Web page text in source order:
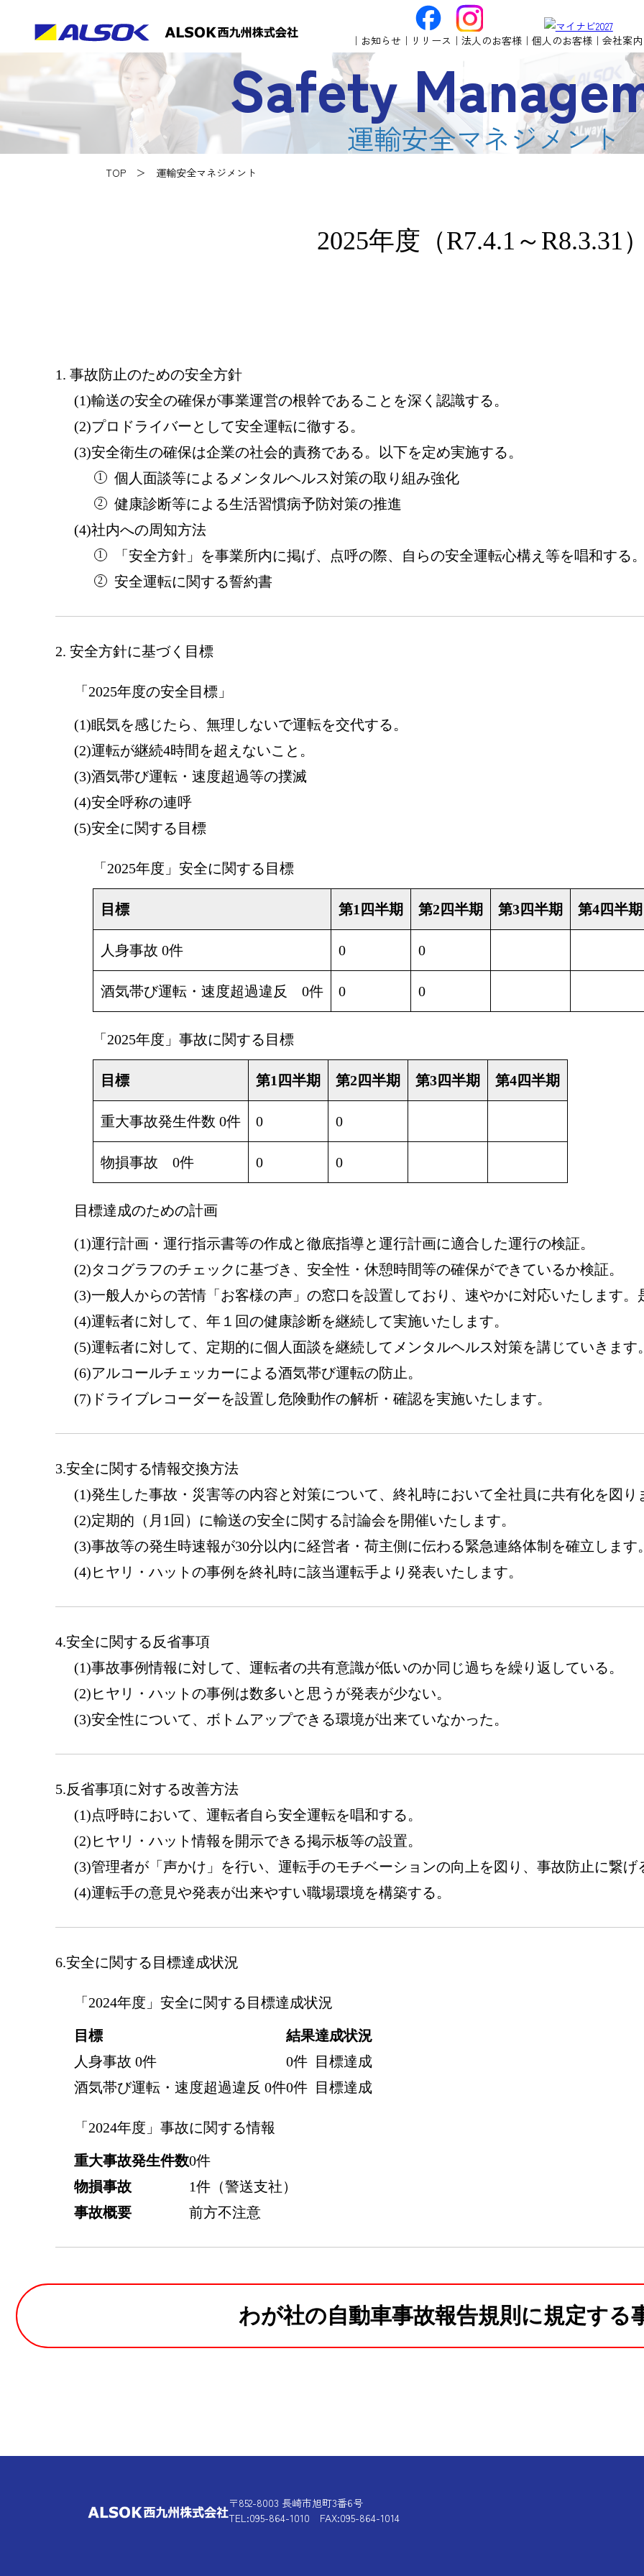
お知らせ リリース 法人のお客様 個人のお客様 会社案内
Safety
運輸安全マネジメント
TOP 運輸安全マネジメント
2025年度 （R7.4.1～R8.3.31
事故防止のための安全方針
輸送の安全の確保が事業運営の根幹であることを深く認識する。
プロドライバーとして安全運転に徹する。
安全衛生の確保は企業の社会的責務である。以下を定め実施する。
個人面談等によるメンタルヘルス対策の取り組み強化
健康診断等による生活習慣病予防対策の推進
社内への周知方法
「安全方針」を事業所内に掲げ、点呼の際、自らの安全運転心構え等を唱和する
安全運転に関する誓約書
安全方針に基づく目標
「2025年度の安全目標」
眠気を感じたら、無理しないで運転を交代する。
運転が継続4時間を超えないこと。
酒気帯び運転・速度超過等の撲滅
安全呼称の連呼
安全に関する目標
「2025年度」安全に関する目標
目標 第1四半期 第2四半期 第3四半期 第4四半期
人身事故 0件 0 0
酒気帯び運転・速度超過違反 0件 0 0
「2025年度」事故に関する目標
目標 第1四半期 第2四半期 第3四半期 第4四半期
重大事故発生件数 0件 0 0
物損事故 0件 0 0
目標達成のための計画
運行計画・運行指示書等の作成と徹底指導と運行計画に適合した運行の検証。
タコグラフのチェックに基づき、安全性・休憩時間等の確保ができているか検証。
一般人からの苦情「お客様の声」の窓口を設置しており、速やかに対応いたします
運転者に対して、年１回の健康診断を継続して実施いたします。
運転者に対して、定期的に個人面談を継続してメンタルヘルス対策を講じていきます
アルコールチェッカーによる酒気帯び運転の防止。
ドライブレコーダーを設置し危険動作の解析・確認を実施いたします。
安全に関する情報交換方法
発生した事故・災害等の内容と対策について、終礼時において全社員に共有化を図り
定期的（月1回）に輸送の安全に関する討論会を開催いたします。
事故等の発生時速報が30分以内に経営者・荷主側に伝わる緊急連絡体制を確立します
ヒヤリ・ハットの事例を終礼時に該当運転手より発表いたします。
安全に関する反省事項
事故事例情報に対して、運転者の共有意識が低いのか同じ過ちを繰り返している。
ヒヤリ・ハットの事例は数多いと思うが発表が少ない。
安全性について、ボトムアップできる環境が出来ていなかった。
反省事項に対する改善方法
点呼時において、運転者自ら安全運転を唱和する。
ヒヤリ・ハット情報を開示できる掲示板等の設置。
管理者が「声かけ」を行い、運転手のモチベーションの向上を図り、事故防止に繋げ
運転手の意見や発表が出来やすい職場環境を構築する。
安全に関する目標達成状況
「2024年度」安全に関する目標達成状況
目標 結果達成状況
人身事故 0件
0件 目標達成
酒気帯び運転・速度超過違反 0件0件 目標達成
「2024年度」事故に関する情報
重大事故発生件数0件
物損事故
1件（警送支社）
事故概要
前方不注意
わが社の自動車事故報告規則に規定す
〒852-8003 長崎市旭町3番6号
TEL:095-864-1010 FAX:095-864-1014